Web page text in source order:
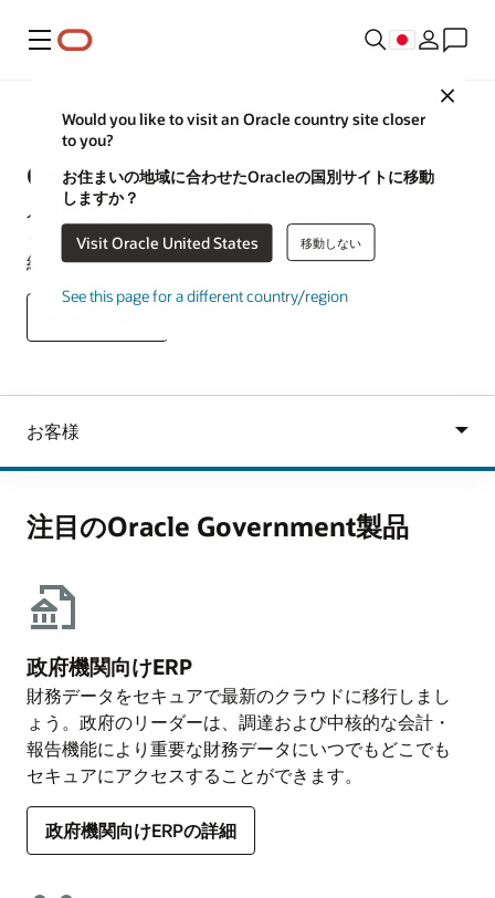
メニュー
Close
Would you like to visit an Oracle country site closer
to you?
お住まいの地域に合わせたOracleの国別サイトに移動
しますか？
Visit Oracle United States 移動しない
See this page for a different country/region
業種別ソリューション
Government
人材不足、テクノロジーの進歩、サイバーセキュリテ
ィの懸念など、政府が最大の課題に取り組む方法をご
紹介します。
注目のOracle Government製品
政府機関向けERP
財務データをセキュアで最新のクラウドに移行しまし
ょう。政府のリーダーは、調達および中核的な会計・
報告機能により重要な財務データにいつでもどこでも
セキュアにアクセスすることができます。
政府機関向けERPの詳細